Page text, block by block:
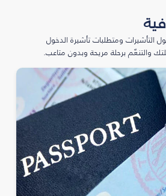
التأشيرات ومتطلبات تأشيرة الدخول
والتنعّم برحلة مريحة وبدون متاعب.